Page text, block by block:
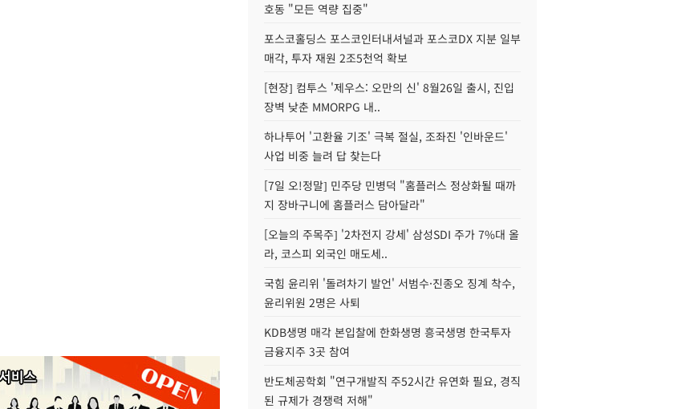
호동 "모든 역량 집중"
포스코홀딩스 포스코인터내셔널과 포스코DX 지분 일부
매각, 투자 재원 2조5천억 확보
[현장] 컴투스 '제우스: 오만의 신' 8월26일 출시, 진입
장벽 낮춘 MMORPG 내..
하나투어 '고환율 기조' 극복 절실, 조좌진 '인바운드'
사업 비중 늘려 답 찾는다
[7일 오!정말] 민주당 민병덕 "홈플러스 정상화될 때까
지 장바구니에 홈플러스 담아달라"
[오늘의 주목주] '2차전지 강세' 삼성SDI 주가 7%대 올
라, 코스피 외국인 매도세..
국힘 윤리위 '돌려차기 발언' 서범수·진종오 징계 착수,
윤리위원 2명은 사퇴
KDB생명 매각 본입찰에 한화생명 흥국생명 한국투자
금융지주 3곳 참여
반도체공학회 "연구개발직 주52시간 유연화 필요, 경직
된 규제가 경쟁력 저해"